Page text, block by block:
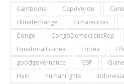
Cambodia
CapeVerde
climatechange
climatecrisis
Congo
CongoDemocraticRep
EquatorialGuinea
Eritrea
goodgovernance
GSP
Haiti
humanrights Indonesia